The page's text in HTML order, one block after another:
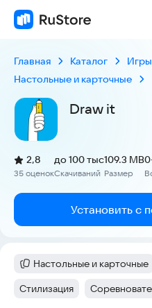
Главная Каталог
Игры
Настольные и карточные
Draw it
Рейтинг:
2,8
(
35 оценок
)
Скачиваний
до 100 тыс
Размер
109.3 MB
Установить с
Категория:
Настольные и карточные
Тег:
Стилизация Тег: